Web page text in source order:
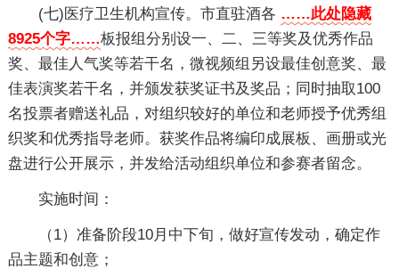
(七)医疗卫生机构宣传。市直驻酒各 ……此处隐藏
8925个字……板报组分别设一、二、三等奖及优秀作品
奖、最佳人气奖等若干名，微视频组另设最佳创意奖、最
佳表演奖若干名，并颁发获奖证书及奖品；同时抽取100
名投票者赠送礼品，对组织较好的单位和老师授予优秀组
织奖和优秀指导老师。获奖作品将编印成展板、画册或光
盘进行公开展示，并发给活动组织单位和参赛者留念。
实施时间：
（1）准备阶段10月中下旬，做好宣传发动，确定作
品主题和创意；